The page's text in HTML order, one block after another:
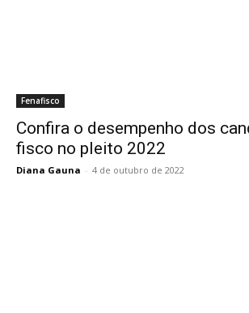
Fenafisco
Confira o desempenho dos
fisco no pleito 2022
Diana Gauna - 4 de outubro de 2022